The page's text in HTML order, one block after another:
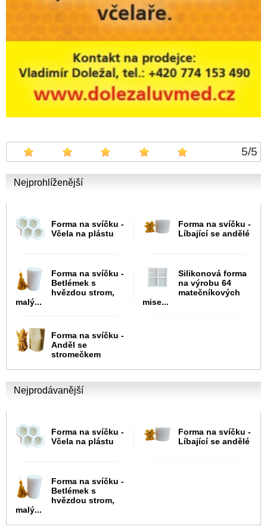
5/5
Nejprohlíženější
Forma na svíčku -
Včela na plástu
Forma na svíčku -
Líbající se andělé
Forma na svíčku -
Betlémek s
hvězdou strom,
malý...
Silikonová forma
na výrobu 64
matečníkových
mise...
Forma na svíčku -
Anděl se
stromečkem
Nejprodávanější
Forma na svíčku -
Včela na plástu
Forma na svíčku -
Líbající se andělé
Forma na svíčku -
Betlémek s
hvězdou strom,
malý...